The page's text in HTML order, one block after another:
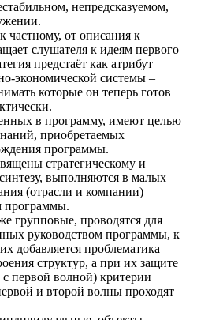
непредсказуемом,
частному, от описания к
слушателя к идеям первого
предстаёт как атрибут
экономической системы –
которые он теперь готов
в программу, имеют целью
приобретаемых
программы.
стратегическому и
выполняются в малых
(отрасли и компании)
программы.
групповые, проводятся для
руководством программы, к
добавляется проблематика
структур, а при их защите
первой волной) критерии
и второй волны проходят